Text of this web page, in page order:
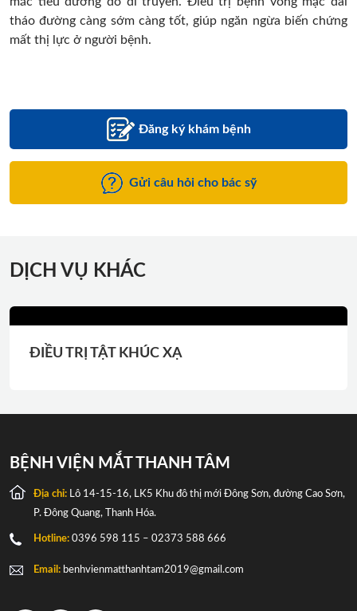
tháo đường càng sớm càng tốt, giúp ngăn ngừa biến chứng
mất thị lực ở người bệnh.
Đăng ký khám bệnh
Gửi câu hỏi cho bác sỹ
DỊCH VỤ KHÁC
ĐIỀU TRỊ TẬT KHÚC XẠ
BỆNH VIỆN MẮT THANH TÂM
Địa chỉ: Lô 14-15-16, LK5 Khu đô thị mới Đông Sơn, đường Cao Sơn,
P. Đông Quang, Thanh Hóa.
Hotline: 0396 598 115 – 02373 588 666
Email: benhvienmatthanhtam2019@gmail.com